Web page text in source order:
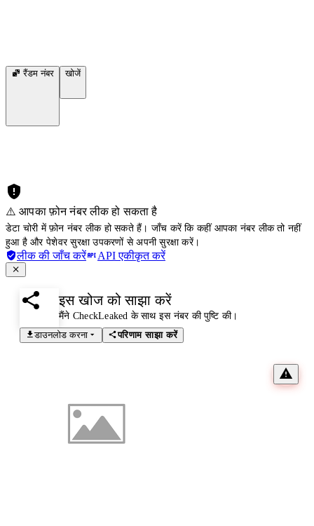
रैंडम नंबर खोजें
⚠️ आपका फ़ोन नंबर लीक हो सकता है
डेटा चोरी में फ़ोन नंबर लीक हो सकते हैं। जाँच करें कि कहीं आपका नंबर लीक तो नहीं
हुआ है और पेशेवर सुरक्षा उपकरणों से अपनी सुरक्षा करें।
लीक की जाँच करें API एकीकृत करें
इस खोज को साझा करें
मैंने CheckLeaked के साथ इस नंबर की पुष्टि की।
डाउनलोड करना
परिणाम साझा करें